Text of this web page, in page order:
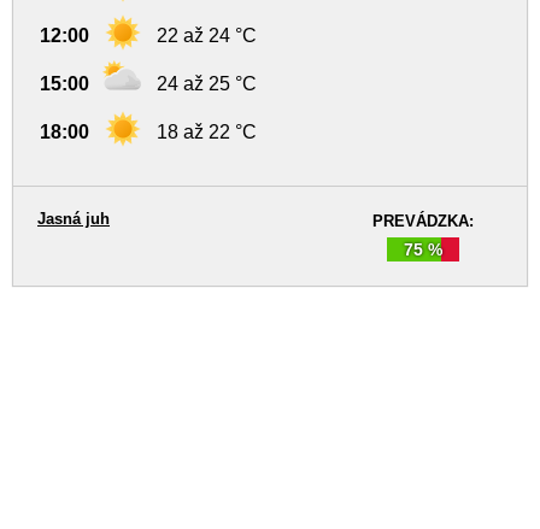
12:00 22 až 24 °C
15:00 24 až 25 °C
18:00 18 až 22 °C
PREVÁDZKA:
75 %
Jasná juh